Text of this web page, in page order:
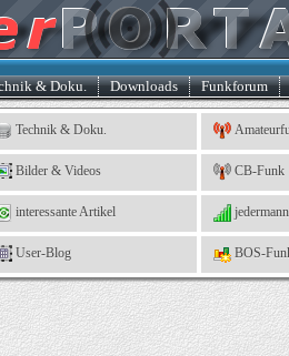
Funkforum
Downloads
& Doku.
Technik & Doku.
Bilder & Videos CB-Funk
interessante Artikel
User-Blog BOS-